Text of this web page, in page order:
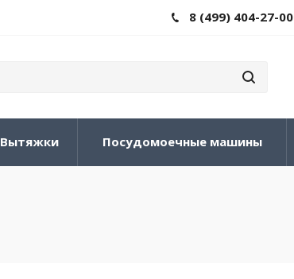
8 (499) 404-27-00
Вытяжки Посудомоечные машины